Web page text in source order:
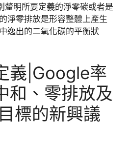
釐明所要定義的淨零碳或者是
淨零排放是形容整體上產生
逸出的二氧化碳的平衡狀
義|Google率
和、零排放及
標的新興議